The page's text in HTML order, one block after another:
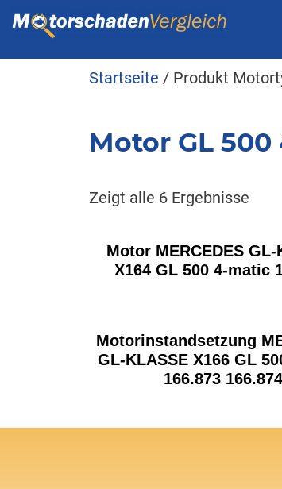
Startseite / Produkt
Motor GL
Zeigt alle 6 Ergebnisse
Motor MERCEDES GL-
X164 GL 500 4-matic
Motorinstandsetzung
GL-KLASSE X166 GL
166.873 166.874